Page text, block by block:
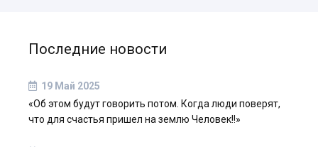
Последние новости
19 Май 2025
«Об этом будут говорить потом. Когда люди поверят,
что для счастья пришел на землю Человек!!»